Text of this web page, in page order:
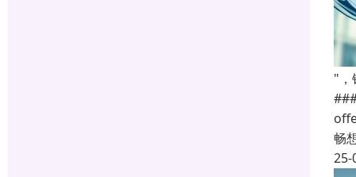
"，
畅
25-